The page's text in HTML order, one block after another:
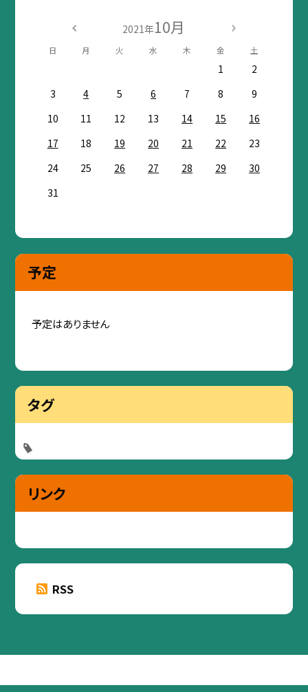
2021年10月
日 月 火 水 木 金 土
1
2
3
4 5 6 7 8
9
10
11 12 13 14 15
16
17
18 19 20 21 22
23
24
25 26 27 28 29
30
31
予定
予定はありません
タグ
リンク
RSS